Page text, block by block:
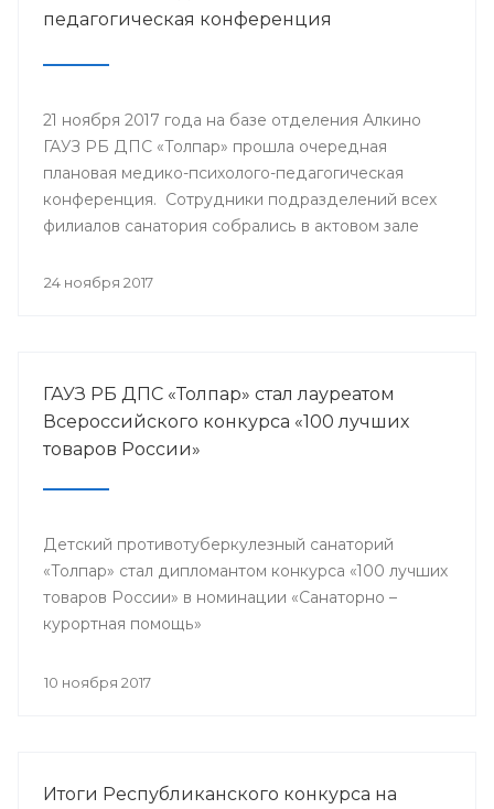
педагогическая конференция
21 ноября 2017 года на базе отделения Алкино
ГАУЗ РБ ДПС «Толпар» прошла очередная
плановая медико-психолого-педагогическая
конференция. Сотрудники подразделений всех
филиалов санатория собрались в актовом зале
учреждения и подумать над оптимальными
24 ноября 2017
ГАУЗ РБ ДПС «Толпар» стал лауреатом
Всероссийского конкурса «100 лучших
товаров России»
Детский противотуберкулезный санаторий
«Толпар» стал дипломантом конкурса «100 лучших
товаров России» в номинации «Санаторно –
курортная помощь»
10 ноября 2017
Итоги Республиканского конкурса на